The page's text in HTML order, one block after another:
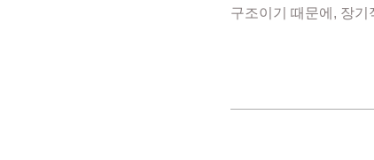
구조이기 때문에, 장